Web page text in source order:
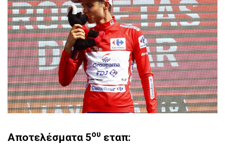
Αποτελέσματα 5ου εταπ: